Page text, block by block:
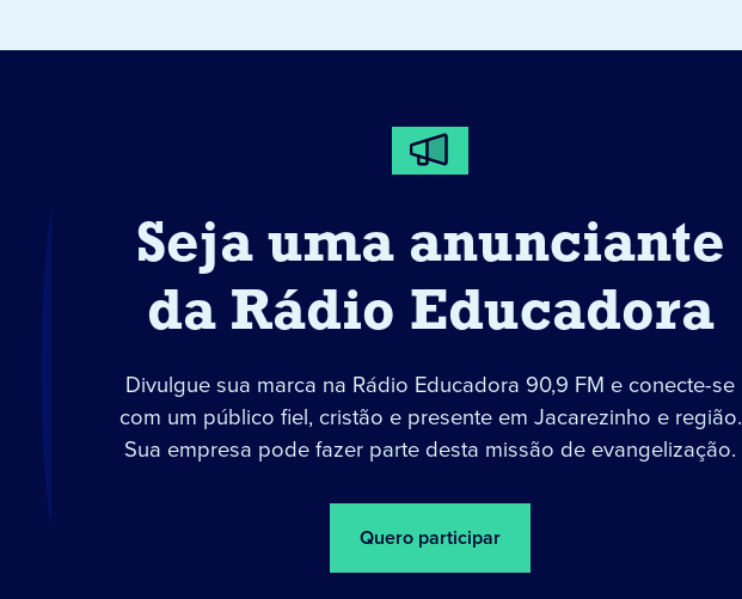
Seja uma anunciante
da Rádio Educadora
Divulgue sua marca na Rádio Educadora 90,9 FM e conecte-se
com um público fiel, cristão e presente em Jacarezinho e região.
Sua empresa pode fazer parte desta missão de evangelização.
Quero participar